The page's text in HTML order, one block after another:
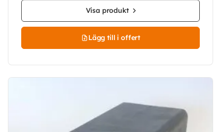
Visa produkt
Lägg till i offert